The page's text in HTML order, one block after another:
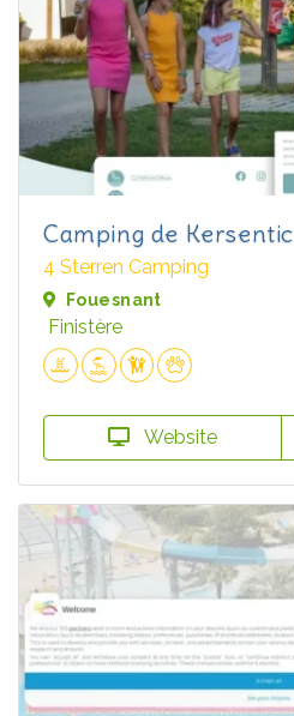
Camping de Kersentic
4 Sterren Camping
Fouesnant
Finistère
Website